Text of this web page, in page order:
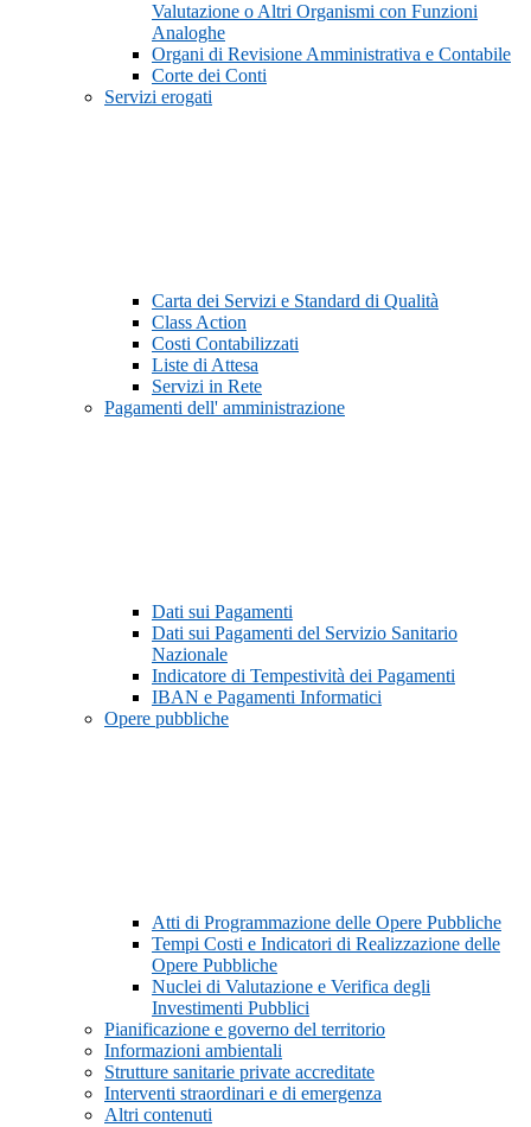
Valutazione o Altri Organismi con Funzioni
Analoghe
Organi di Revisione Amministrativa e Contabile
Corte dei Conti
Servizi erogati
Carta dei Servizi e Standard di Qualità
Class Action
Costi Contabilizzati
Liste di Attesa
Servizi in Rete
Pagamenti dell' amministrazione
Dati sui Pagamenti
Dati sui Pagamenti del Servizio Sanitario
Nazionale
Indicatore di Tempestività dei Pagamenti
IBAN e Pagamenti Informatici
Opere pubbliche
Atti di Programmazione delle Opere Pubbliche
Tempi Costi e Indicatori di Realizzazione delle
Opere Pubbliche
Nuclei di Valutazione e Verifica degli
Investimenti Pubblici
Pianificazione e governo del territorio
Informazioni ambientali
Strutture sanitarie private accreditate
Interventi straordinari e di emergenza
Altri contenuti